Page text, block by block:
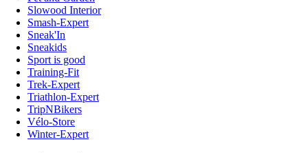
Slowood Interior
Smash-Expert
Sneak'In
Sneakids
Sport is good
Training-Fit
Trek-Expert
Triathlon-Expert
TripNBikers
Vélo-Store
Winter-Expert